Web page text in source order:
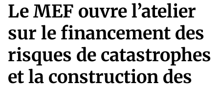
Le MEF ouvre l’atelier
sur le financement des
risques de catastrophes
et la construction des